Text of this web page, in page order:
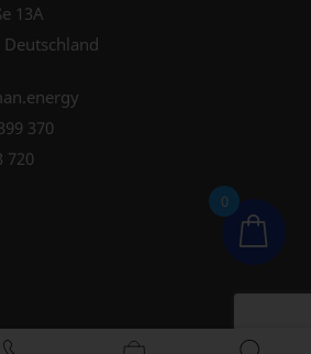
13A
370
720
0